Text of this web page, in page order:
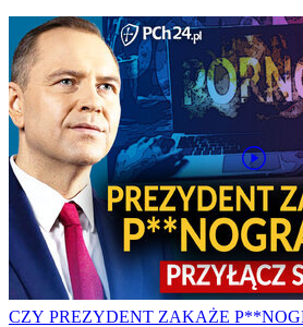
CZY PREZYDENT ZAKAŻE